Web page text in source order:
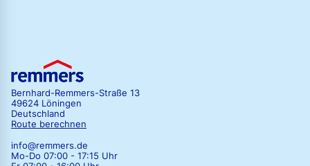
Bernhard-Remmers-Straße 13
49624 Löningen
Deutschland
Route berechnen
info@remmers.de
Mo-Do 07:00 - 17:15 Uhr